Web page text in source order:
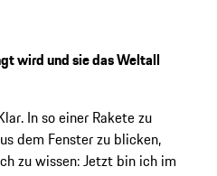
wird und sie das Weltall
In so einer Rakete zu
dem Fenster zu blicken,
zu wissen: Jetzt bin ich im